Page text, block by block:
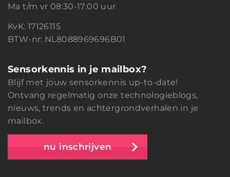
Ma t/m vr 08:30-17:00 uur
KvK: 17126115
BTW-nr: NL8088969696B01
Sensorkennis in je mailbox?
Blijf met jouw sensorkennis up-to-date!
Ontvang regelmatig onze technologieblogs,
nieuws, trends en achtergrondverhalen in je
mailbox.
nu inschrijven